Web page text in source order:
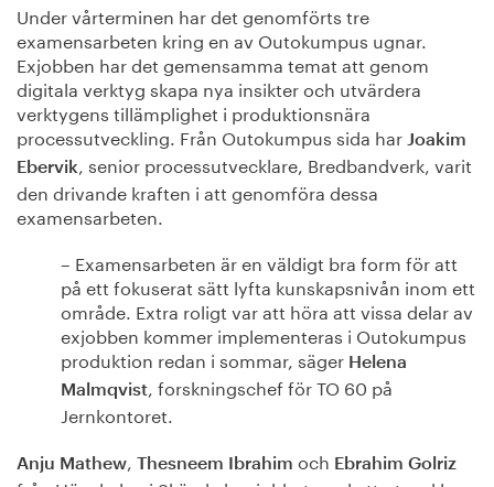
Under vårterminen har det genomförts tre
examensarbeten kring en av Outokumpus ugnar.
Exjobben har det gemensamma temat att genom
digitala verktyg skapa nya insikter och utvärdera
verktygens tillämplighet i produktionsnära
processutveckling. Från Outokumpus sida har Joakim
Ebervik, senior processutvecklare, Bredbandverk, varit
den drivande kraften i att genomföra dessa
examensarbeten.
– Examensarbeten är en väldigt bra form för att
på ett fokuserat sätt lyfta kunskapsnivån inom ett
område. Extra roligt var att höra att vissa delar av
exjobben kommer implementeras i Outokumpus
produktion redan i sommar, säger Helena
Malmqvist, forskningschef för TO 60 på
Jernkontoret.
Anju Mathew, Thesneem Ibrahim och Ebrahim Golriz